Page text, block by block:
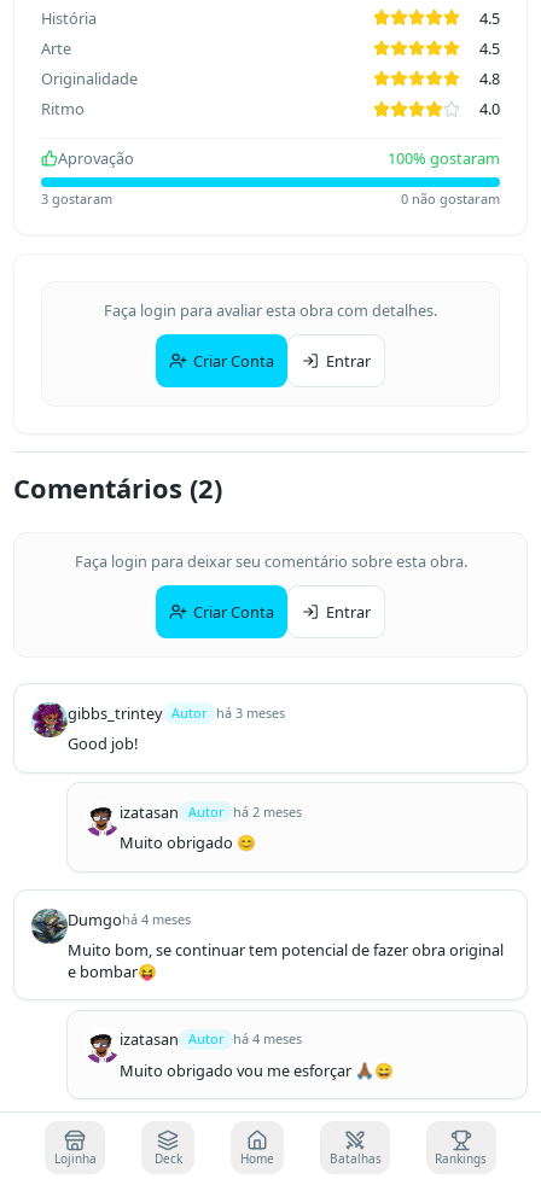
História
4.5
Arte
4.5
Originalidade
4.8
Ritmo
4.0
Aprovação 100% gostaram
3gostaram 0 não gostaram
Faça login para avaliar esta obra com detalhes.
Criar Conta Entrar
Comentários (2)
Faça login para deixar seu comentário sobre esta obra.
Criar Conta Entrar
gibbs_trintey Autor há 3 meses
Good job!
izatasan Autor há 2 meses
Muito obrigado 😊
Dumgohá 4 meses
Muito bom, se continuar tem potencial de fazer obra original
e bombar😝
izatasan Autor há 4 meses
Muito obrigado vou me esforçar 🙏🏾😄
Lojinha Deck Home Batalhas Rankings